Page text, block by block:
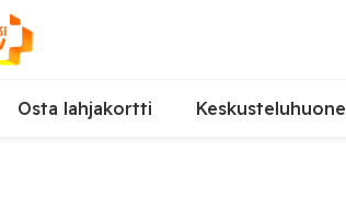
Osta lahjakortti Keskusteluhuone